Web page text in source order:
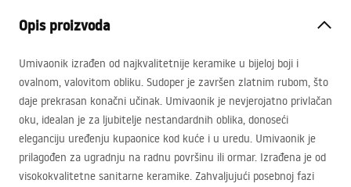
Opis proizvoda
Umivaonik izrađen od najkvalitetnije keramike u bijeloj boji i
ovalnom, valovitom obliku. Sudoper je završen zlatnim rubom, što
daje prekrasan konačni učinak. Umivaonik je nevjerojatno privlačan
oku, idealan je za ljubitelje nestandardnih oblika, donoseći
eleganciju uređenju kupaonice kod kuće i u uredu. Umivaonik je
prilagođen za ugradnju na radnu površinu ili ormar. Izrađena je od
visokokvalitetne sanitarne keramike. Zahvaljujući posebnoj fazi